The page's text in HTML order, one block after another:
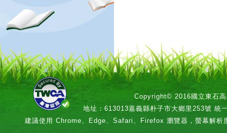
Copyright© 2016國立東石高
地址：613013嘉義縣朴子市大鄉里253號 統
建議使用 Chrome、Edge、Safari、Firefox 瀏覽器，螢幕解